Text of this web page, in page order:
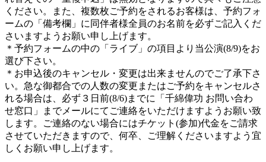
ください。また、複数枚ご予約をされるお客様は、予約フォ
ームの「備考欄」に同伴者様全員のお名前を必ずご記入くだ
さいますようお願い申し上げます。
＊予約フォームの中の「ライブ」の項目より当公演(8/9)をお
選び下さい。
＊お申込後のキャンセル・変更は出来ませんのでご了承下さ
い。急な御都合での人数の変更またはご予約をキャンセルさ
れる場合は、必ず３日前(8/6)までに「千綿偉功 お問い合わ
せ窓口」までメールにてご連絡をいただけますようお願い致
します。ご連絡のない場合にはチケット(参加)代金をご請求
させていただきますので、何卒、ご理解くださいますよう宜
しくお願い申し上げます。